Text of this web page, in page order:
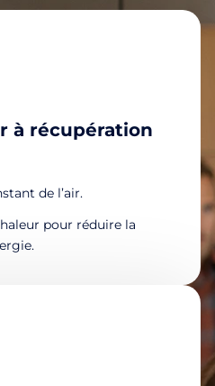
à récupération
de l’air.
pour réduire la